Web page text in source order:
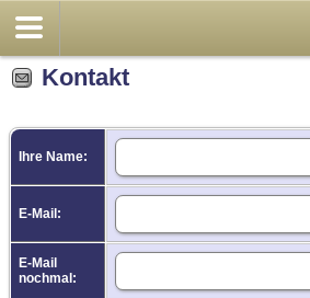
Kontakt
Ihre Name:
E-Mail:
E-Mail
nochmal: